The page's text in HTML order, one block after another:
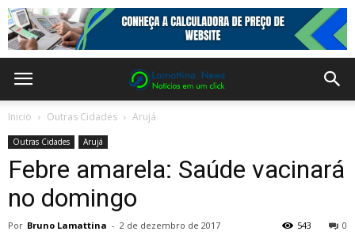
Inicio Outras Cidades Arujá
Outras Cidades Arujá
Febre amarela: Saúde vacinará
no domingo
Por Bruno Lamattina - 2 de dezembro de 2017 0
543